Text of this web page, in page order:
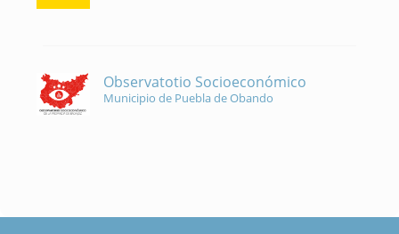
Observatotio Socioeconómico
Municipio de Puebla de Obando